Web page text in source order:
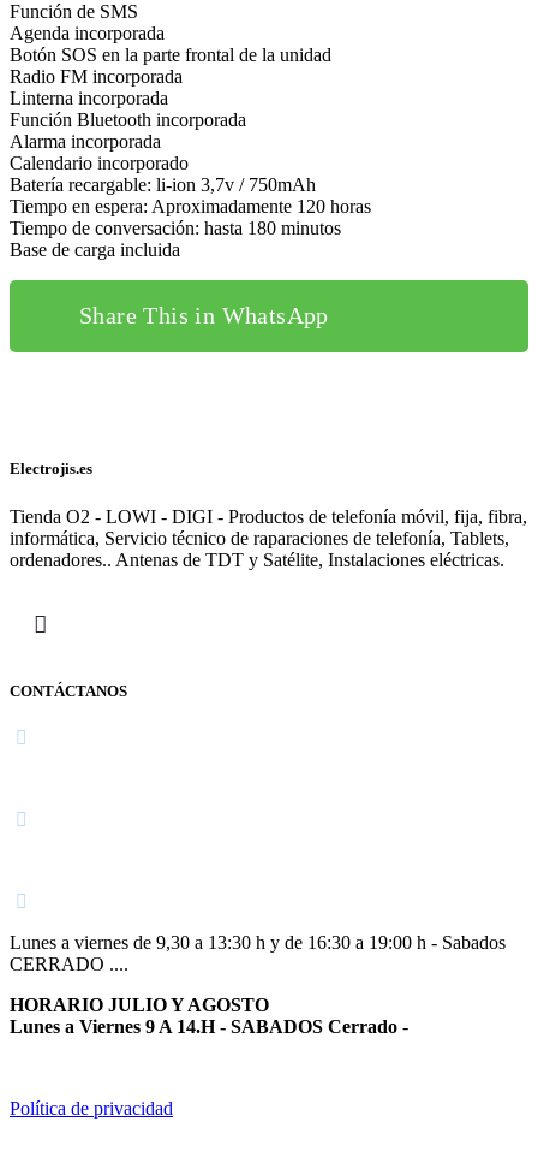
Función de SMS
Agenda incorporada
Botón SOS en la parte frontal de la unidad
Radio FM incorporada
Linterna incorporada
Función Bluetooth incorporada
Alarma incorporada
Calendario incorporado
Batería recargable: li-ion 3,7v / 750mAh
Tiempo en espera: Aproximadamente 120 horas
Tiempo de conversación: hasta 180 minutos
Base de carga incluida
Share This in WhatsApp
Electrojis.es
Tienda O2 - LOWI - DIGI - Productos de telefonía móvil, fija, fibra,
informática, Servicio técnico de raparaciones de telefonía, Tablets,
ordenadores.. Antenas de TDT y Satélite, Instalaciones eléctricas.
CONTÁCTANOS
Lunes a viernes de 9,30 a 13:30 h y de 16:30 a 19:00 h - Sabados
CERRADO ....
HORARIO JULIO Y AGOSTO
Lunes a Viernes 9 A 14.H - SABADOS Cerrado -
Política de privacidad